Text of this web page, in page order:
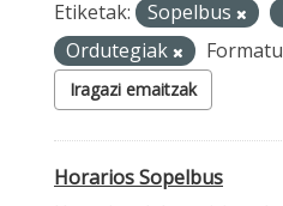
Etiketak: Sopelbus
Ordutegiak
Iragazi emaitzak
Horarios Sopelbus